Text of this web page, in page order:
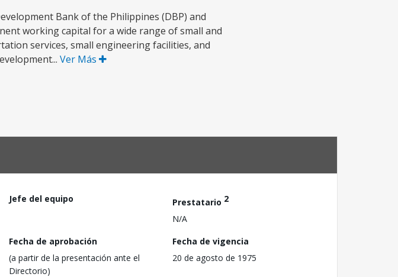
Bank of the Philippines (DBP) and
working capital for a wide range of small and
services, small engineering facilities, and
Ver Más
Jefe del equipo Prestatario 2
N/A
Fecha de aprobación
(a partir de la presentación ante el
Directorio)
Fecha de vigencia
20 de agosto de 1975